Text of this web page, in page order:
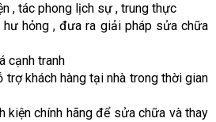
, tác phong lịch sự , trung thực
hỏng , đưa ra giải pháp sửa chữa
cạnh tranh
trợ khách hàng tại nhà trong thời gian
chính hãng để sửa chữa và thay